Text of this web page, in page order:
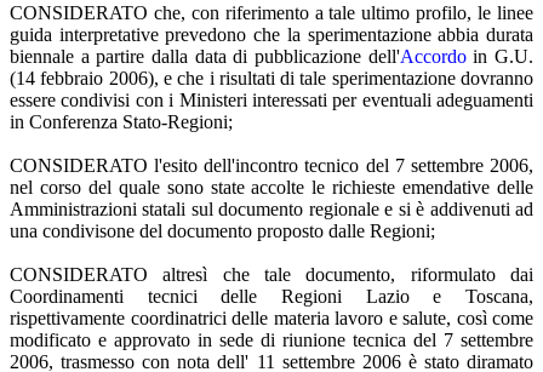
CONSIDERATO che, con riferimento a tale ultimo profilo, le linee
guida interpretative prevedono che la sperimentazione abbia durata
biennale a partire dalla data di pubblicazione dell'Accordoin G.U.
(14 febbraio 2006), e che i risultati di tale sperimentazione dovranno
essere condivisi con i Ministeri interessati per eventuali adeguamenti
in Conferenza Stato-Regioni;
CONSIDERATO l'esito dell'incontro tecnico del 7 settembre 2006,
nel corso del quale sono state accolte le richieste emendative delle
Amministrazioni statali sul documento regionale e si è addivenuti ad
una condivisone del documento proposto dalle Regioni;
CONSIDERATO altresì che tale documento, riformulato dai
Coordinamenti tecnici delle Regioni Lazio e Toscana,
rispettivamente coordinatrici delle materia lavoro e salute, così come
modificato e approvato in sede di riunione tecnica del 7 settembre
2006, trasmesso con nota dell' 11 settembre 2006 è stato diramato